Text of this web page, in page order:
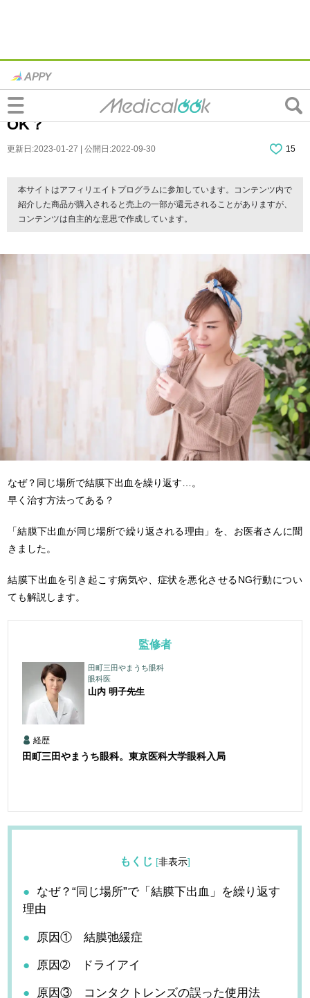
なぜ？同じ場所で「結膜下出血」を繰り返
す原因。早く治す方法は？市販の目薬は
OK？
更新日:2023-01-27 | 公開日:2022-09-30 15
本サイトはアフィリエイトプログラムに参加しています。コンテンツ内で
紹介した商品が購入されると売上の一部が還元されることがありますが、
コンテンツは自主的な意思で作成しています。
なぜ？同じ場所で結膜下出血を繰り返す…。
早く治す方法ってある？
「結膜下出血が同じ場所で繰り返される理由」を、お医者さんに聞
きました。
結膜下出血を引き起こす病気や、症状を悪化させるNG行動につい
ても解説します。
監修者
田町三田やまうち眼科
眼科医
山内 明子先生
経歴
田町三田やまうち眼科。東京医科大学眼科入局
もくじ [非表示]
なぜ？“同じ場所”で「結膜下出血」を繰り返す
理由
原因① 結膜弛緩症
原因➁ ドライアイ
原因③ コンタクトレンズの誤った使用法